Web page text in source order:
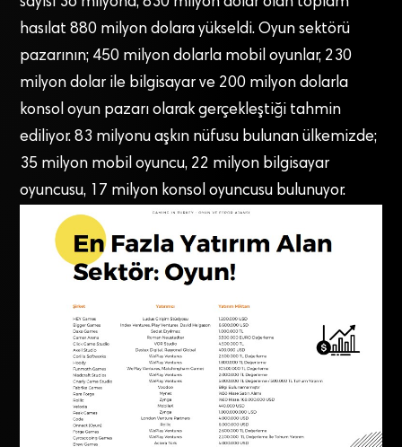
hasılat 880 milyon dolara yükseldi. Oyun sektörü
pazarının; 450 milyon dolarla mobil oyunlar, 230
milyon dolar ile bilgisayar ve 200 milyon dolarla
konsol oyun pazarı olarak gerçekleştiği tahmin
ediliyor. 83 milyonu aşkın nüfusu bulunan ülkemizde;
35 milyon mobil oyuncu, 22 milyon bilgisayar
oyuncusu, 17 milyon konsol oyuncusu bulunuyor.